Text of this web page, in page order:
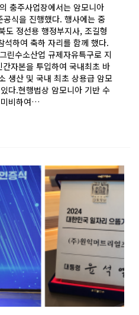
충주사업장에서는 암모니아
식을 진행했다. 행사에는 중
도 정선용 행정부지사, 조길형
하여 축하 자리를 함께 했다.
린수소산업 규제자유특구로 지
자본을 투입하여 국내최초 바
생산 및 국내 최초 상용급 암모
다.현행법상 암모니아 기반 수
미비하여…